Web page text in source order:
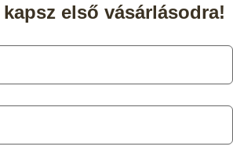
első vásárlásodra!